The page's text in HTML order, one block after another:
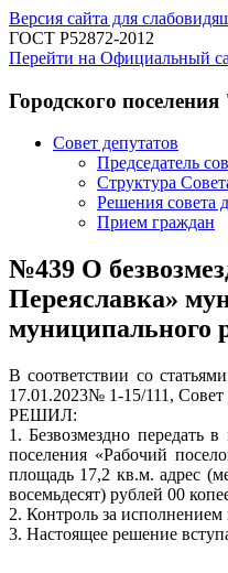
Версия сайта для
ГОСТ Р52872-2012
Перейти на Официальный
Городского
Совет депутатов
Председатель
Структура
Решения совета
Прием граждан
№439 О
Переяславка»
муниципального
В соответствии со
17.01.2023№ 1-15/111, Совет
РЕШИЛ:
1. Безвозмездно передать
поселения «Рабочий
площадь 17,2 кв.м. адрес
восемьдесят) рублей 00
2. Контроль за
3. Настоящее решение